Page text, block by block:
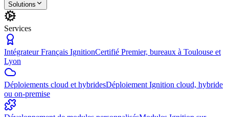
Solutions
Services
Intégrateur Français IgnitionCertifié Premier, bureaux à Toulouse et
Lyon
Déploiements cloud et hybridesDéploiement Ignition cloud, hybride
ou on-premise